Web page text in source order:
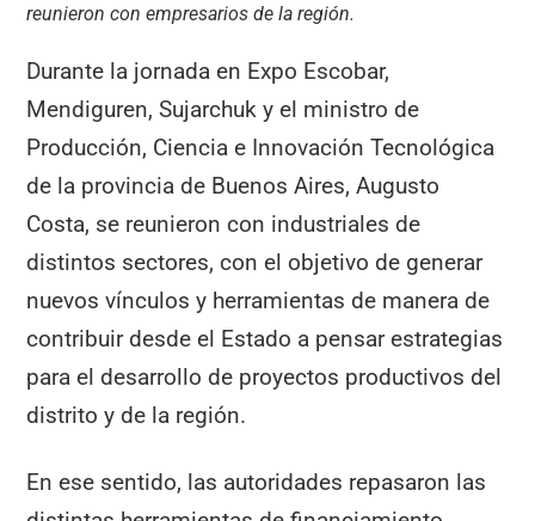
reunieron con empresarios de la región.
Durante la jornada en Expo Escobar,
Mendiguren, Sujarchuk y el ministro de
Producción, Ciencia e Innovación Tecnológica
de la provincia de Buenos Aires, Augusto
Costa, se reunieron con industriales de
distintos sectores, con el objetivo de generar
nuevos vínculos y herramientas de manera de
contribuir desde el Estado a pensar estrategias
para el desarrollo de proyectos productivos del
distrito y de la región.
En ese sentido, las autoridades repasaron las